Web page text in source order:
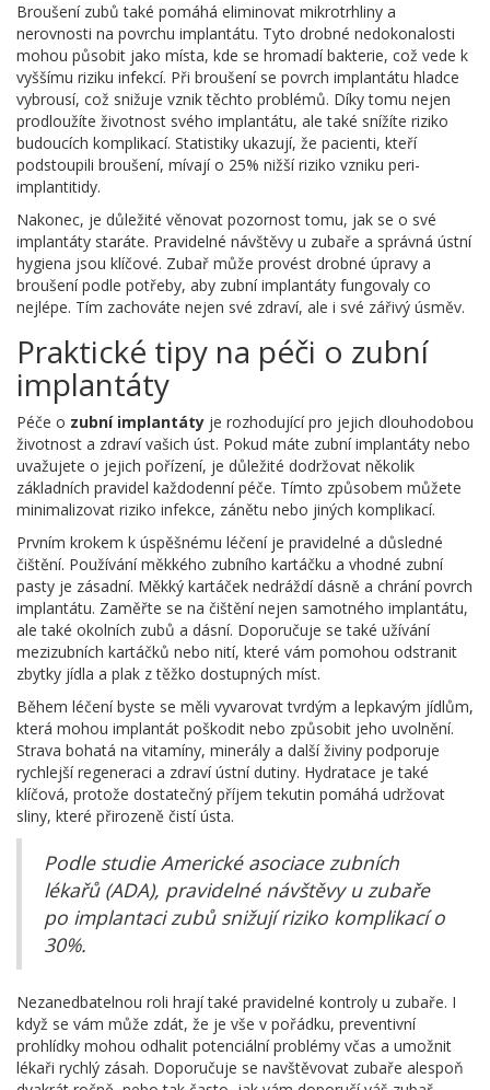
Broušení zubů také pomáhá eliminovat mikrotrhliny a
nerovnosti na povrchu implantátu. Tyto drobné nedokonalosti
mohou působit jako místa, kde se hromadí bakterie, což vede k
vyššímu riziku infekcí. Při broušení se povrch implantátu hladce
vybrousí, což snižuje vznik těchto problémů. Díky tomu nejen
prodloužíte životnost svého implantátu, ale také snížíte riziko
budoucích komplikací. Statistiky ukazují, že pacienti, kteří
podstoupili broušení, mívají o 25% nižší riziko vzniku peri-
implantitidy.
Nakonec, je důležité věnovat pozornost tomu, jak se o své
implantáty staráte. Pravidelné návštěvy u zubaře a správná ústní
hygiena jsou klíčové. Zubař může provést drobné úpravy a
broušení podle potřeby, aby zubní implantáty fungovaly co
nejlépe. Tím zachováte nejen své zdraví, ale i své zářivý úsměv.
Praktické tipy na péči o zubní
implantáty
Péče o zubní implantáty je rozhodující pro jejich dlouhodobou
životnost a zdraví vašich úst. Pokud máte zubní implantáty nebo
uvažujete o jejich pořízení, je důležité dodržovat několik
základních pravidel každodenní péče. Tímto způsobem můžete
minimalizovat riziko infekce, zánětu nebo jiných komplikací.
Prvním krokem k úspěšnému léčení je pravidelné a důsledné
čištění. Používání měkkého zubního kartáčku a vhodné zubní
pasty je zásadní. Měkký kartáček nedráždí dásně a chrání povrch
implantátu. Zaměřte se na čištění nejen samotného implantátu,
ale také okolních zubů a dásní. Doporučuje se také užívání
mezizubních kartáčků nebo nití, které vám pomohou odstranit
zbytky jídla a plak z těžko dostupných míst.
Během léčení byste se měli vyvarovat tvrdým a lepkavým jídlům,
která mohou implantát poškodit nebo způsobit jeho uvolnění.
Strava bohatá na vitamíny, minerály a další živiny podporuje
rychlejší regeneraci a zdraví ústní dutiny. Hydratace je také
klíčová, protože dostatečný příjem tekutin pomáhá udržovat
sliny, které přirozeně čistí ústa.
Podle studie Americké asociace zubních
lékařů (ADA), pravidelné návštěvy u zubaře
po implantaci zubů snižují riziko komplikací o
30%.
Nezanedbatelnou roli hrají také pravidelné kontroly u zubaře. I
když se vám může zdát, že je vše v pořádku, preventivní
prohlídky mohou odhalit potenciální problémy včas a umožnit
lékaři rychlý zásah. Doporučuje se navštěvovat zubaře alespoň